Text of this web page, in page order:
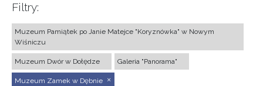
Filtry:
Muzeum Pamiątek po Janie Matejce "Koryznówka" w Nowym
Wiśniczu
Muzeum Dwór w Dołędze Galeria "Panorama"
Muzeum Zamek w Dębnie